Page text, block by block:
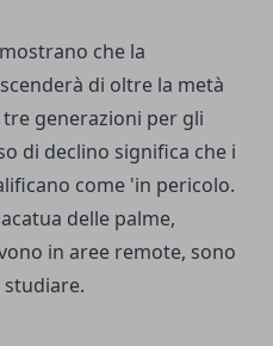
che la
di oltre la metà
generazioni per gli
di declino significa che i
come 'in pericolo.
delle palme,
in aree remote, sono